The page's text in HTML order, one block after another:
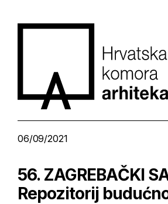
06/09/2021
56. ZAGREBAČKI
Repozitorij